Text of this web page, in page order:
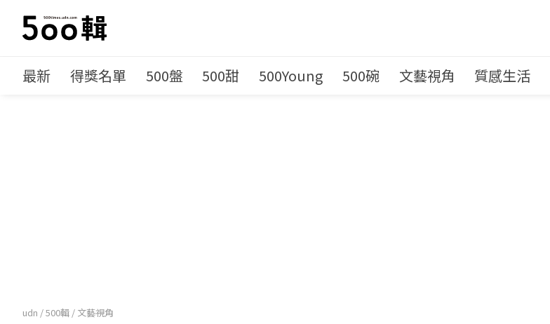
最新 得獎名單 500盤 500甜 500Young 500碗 文藝視角 質感生活
udn /500輯 / 文藝視角